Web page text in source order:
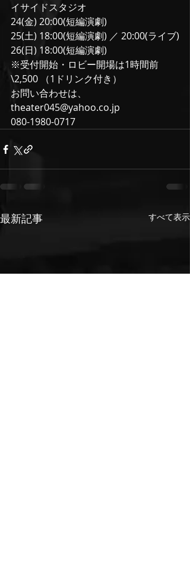
イサイドスタジオ
24(金) 20:00(短編演劇)
25(土) 18:00(短編演劇) ／ 20:00(ライブ)
26(日) 18:00(短編演劇)
※受付開始・ロビー開場は1時間前
\2,500 （1ドリンク付き）
お問い合わせは、
theater045@yahoo.co.jp
080-1980-0717
最新記事 すべて表示